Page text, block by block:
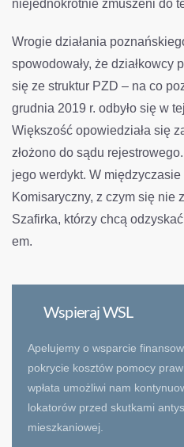
niejednokrotnie zmuszeni do
Wrogie działania
spowodowały, że działkowcy
się ze struktur PZD – na co
grudnia 2019 r. odbyło się w
Większość opowiedziała się
złożono do sądu
jego werdykt. W międzyczasie
Komisaryczny, z czym się nie
Szafirka, którzy chcą
em.
Wspieraj WSL
Apelujemy o wsparcie
pokrycie kosztów pomocy
wpłata umożliwi nam
lokatorów przed skutkami
mieszkaniowej.